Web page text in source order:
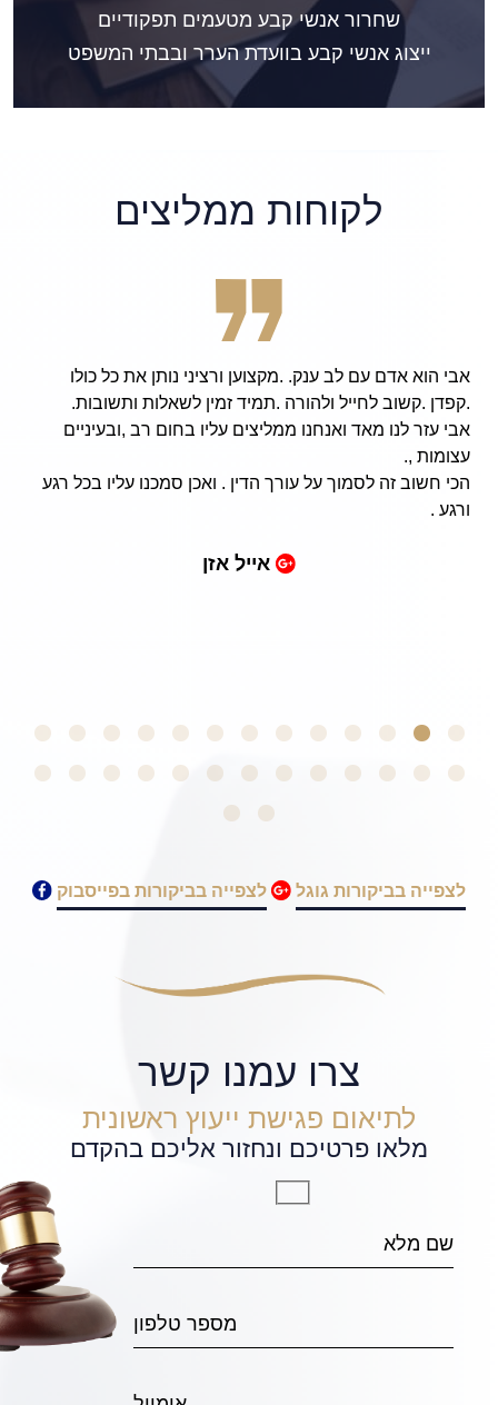
שחרור אנשי קבע מטעמים תפקודיים
ייצוג אנשי קבע בוועדת הערר ובבתי המשפט
לקוחות ממליצים
ורציני נותן את כל כולו
זמין לשאלות ותשובות.
עליו בחום רב ,ובעיניים
. ואכן סמכנו עליו בכל רגע
and hard working
Finarsky, I am now
friends and family,
and has done an
לצפייה בביקורות גוגל לצפייה בביקורות בפייסבוק
צרו עמנו קשר
לתיאום פגישת ייעוץ ראשונית
מלאו פרטיכם ונחזור אליכם בהקדם